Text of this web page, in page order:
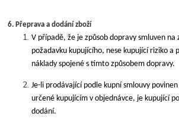
6. Přeprava a dodání zboží
V případě, že je způsob dopravy smluven na
požadavku kupujícího, nese kupující riziko a
náklady spojené s tímto způsobem dopravy.
Je-li prodávající podle kupní smlouvy
určené kupujícím v objednávce, je kupující
dodání.